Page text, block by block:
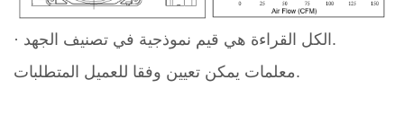
· الكل القراءة هي قيم نموذجية في تصنيف الجهد.
معلمات يمكن تعيين وفقا للعميل المتطلبات.